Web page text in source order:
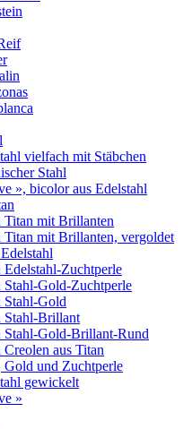
vielfach mit Stäbchen
Stahl
», bicolor aus Edelstahl
mit Brillanten
mit Brillanten, vergoldet
Zuchtperle
Gold-Zuchtperle
Gold
Brillant
Gold-Brillant-Rund
aus Titan
und Zuchtperle
gewickelt
»